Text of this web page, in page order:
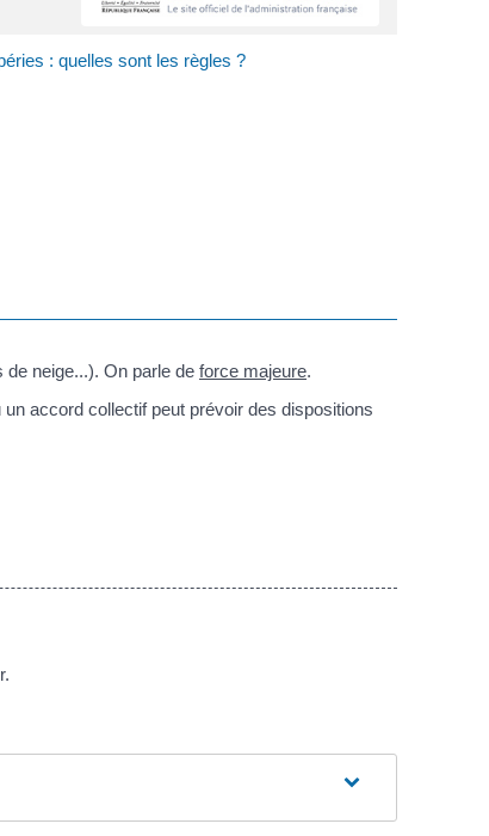
: quelles sont les règles ?
neige...). On parle de force majeure.
accord collectif peut prévoir des dispositions